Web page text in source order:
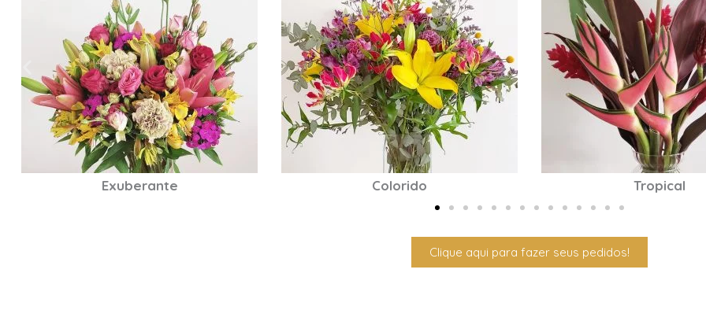
Colorido Tropical Sazonal /
Clique aqui para fazer seus pedidos!